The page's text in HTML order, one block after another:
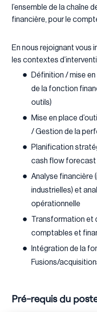
l’ensemble de la chaîne
financière, pour le
En nous rejoignant vous
les contextes
Définition / mise
de la fonction
outils)
Mise en place
/ Gestion de la
Planification
cash flow forecast
Analyse financière
industrielles) et
opérationnelle
Transformation et
comptables et
Intégration de la
Fusions/
Pré-requis du